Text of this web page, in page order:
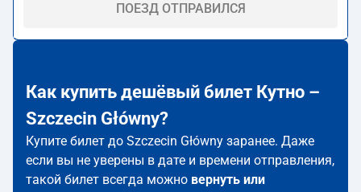
ПОЕЗД ОТПРАВИЛСЯ
Как купить дешёвый билет Кутно –
Szczecin Główny?
Купите билет до Szczecin Główny заранее. Даже
если вы не уверены в дате и времени отправления,
такой билет всегда можно вернуть или